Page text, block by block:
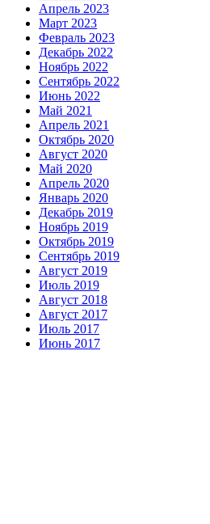
Апрель 2023
Март 2023
Февраль 2023
Декабрь 2022
Ноябрь 2022
Сентябрь 2022
Июнь 2022
Май 2021
Апрель 2021
Октябрь 2020
Август 2020
Май 2020
Апрель 2020
Январь 2020
Декабрь 2019
Ноябрь 2019
Октябрь 2019
Сентябрь 2019
Август 2019
Июль 2019
Август 2018
Август 2017
Июль 2017
Июнь 2017